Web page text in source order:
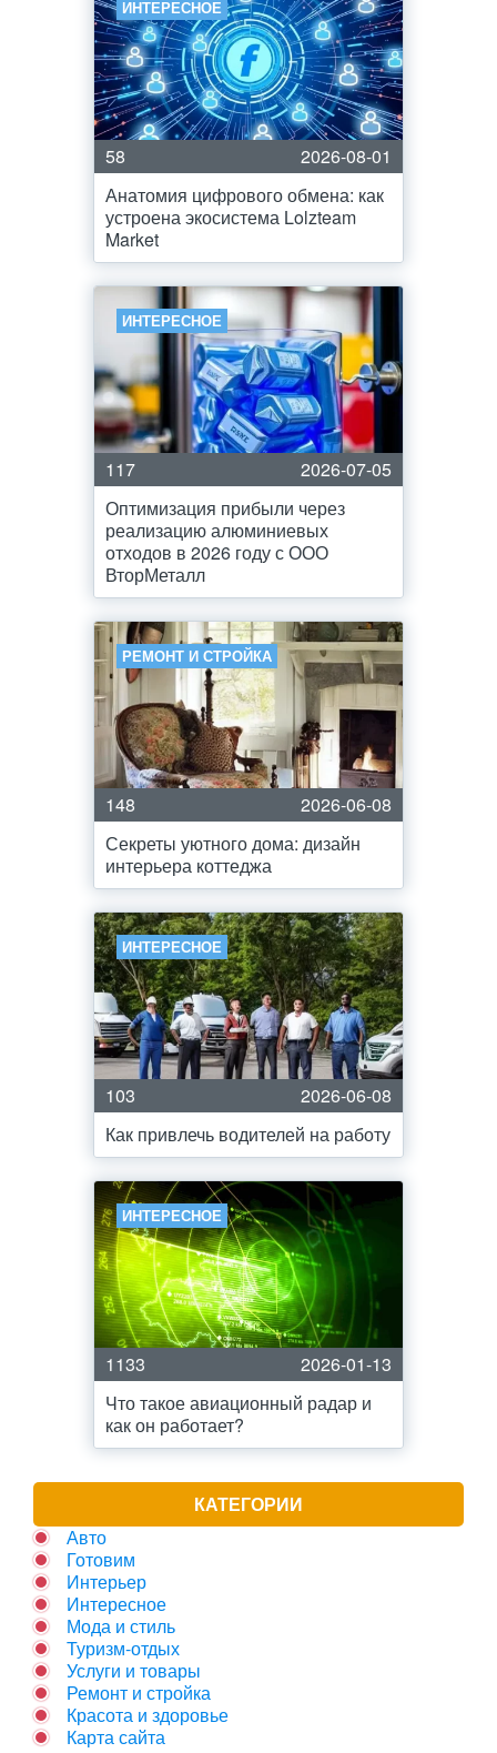
ИНТЕРЕСНОЕ
58
2026-08-01
Анатомия цифрового обмена: как
устроена экосистема Lolzteam
Market
ИНТЕРЕСНОЕ
117
2026-07-05
Оптимизация прибыли через
реализацию алюминиевых
отходов в 2026 году с ООО
ВторМеталл
РЕМОНТ И СТРОЙКА
148
2026-06-08
Секреты уютного дома: дизайн
интерьера коттеджа
ИНТЕРЕСНОЕ
103
2026-06-08
Как привлечь водителей на работу
ИНТЕРЕСНОЕ
1133
2026-01-13
Что такое авиационный радар и
как он работает?
КАТЕГОРИИ
Авто
Готовим
Интерьер
Интересное
Мода и стиль
Туризм-отдых
Услуги и товары
Ремонт и стройка
Красота и здоровье
Карта сайта